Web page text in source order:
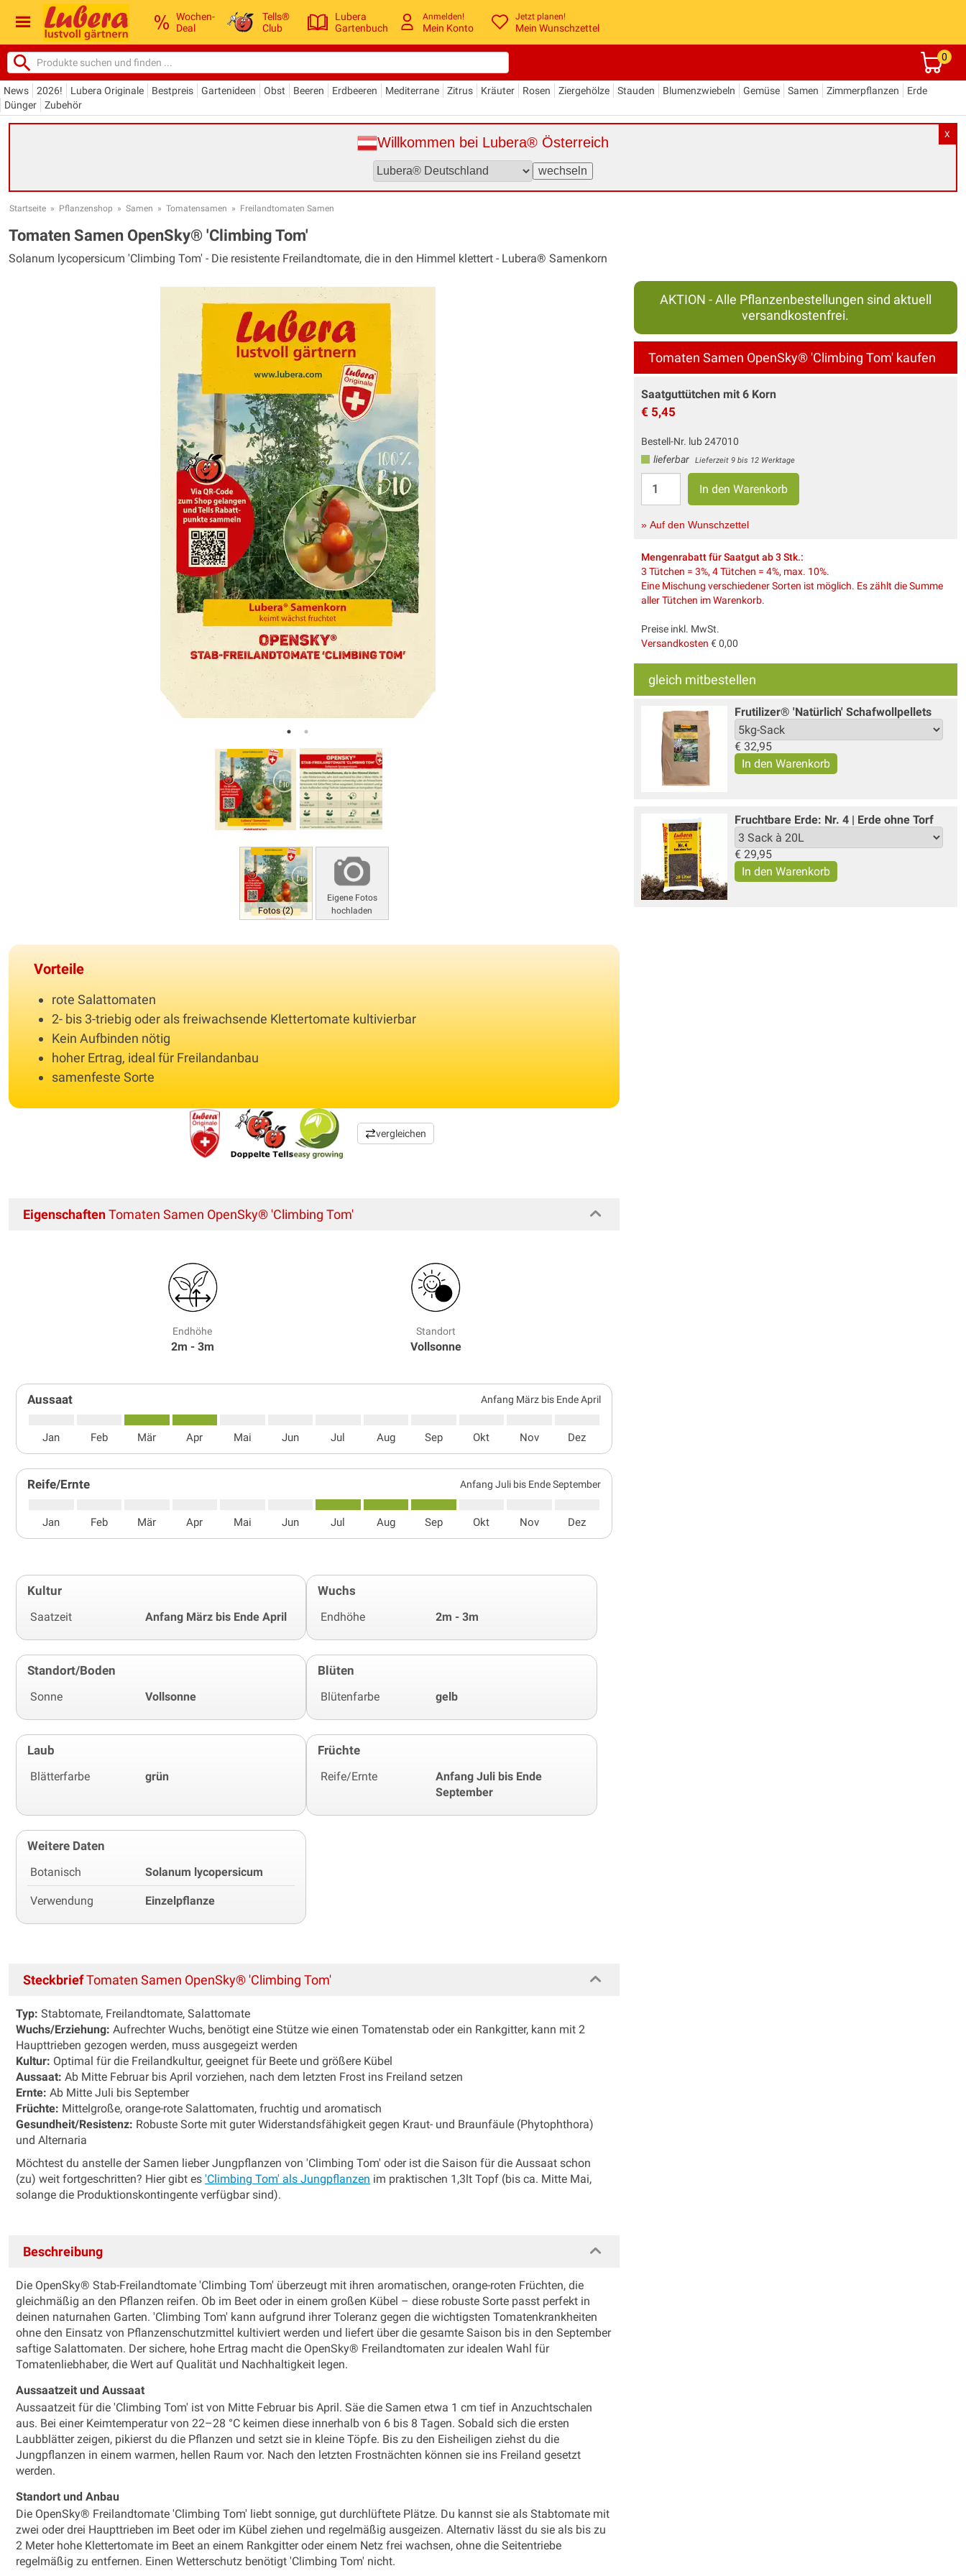
Wochen-
Deal
Tells®
Club
Lubera
Gartenbuch
Anmelden!
Mein Konto
Jetzt planen!
Mein Wunschzettel
0
News 2026! Lubera Originale Bestpreis Gartenideen Obst Beeren Erdbeeren Mediterrane Zitrus Kräuter Rosen Ziergehölze Stauden Blumenzwiebeln Gemüse Samen Zimmerpflanzen
Erde
Dünger
Zubehör
X
Willkommen bei Lubera® Österreich
Startseite » Pflanzenshop » Samen » Tomatensamen » Freilandtomaten Samen
Tomaten Samen OpenSky® 'Climbing Tom'
Solanum lycopersicum 'Climbing Tom' - Die resistente Freilandtomate, die in den Himmel klettert - Lubera® Samenkorn
Fotos (2)
Eigene Fotos
hochladen
Vorteile
rote Salattomaten
2- bis 3-triebig oder als freiwachsende Klettertomate kultivierbar
Kein Aufbinden nötig
hoher Ertrag, ideal für Freilandanbau
samenfeste Sorte
vergleichen
AKTION - Alle Pflanzenbestellungen sind aktuell
versandkostenfrei.
Tomaten Samen OpenSky® 'Climbing Tom' kaufen
Saatguttütchen mit 6 Korn
€ 5,45
Bestell-Nr. lub 247010
lieferbar
Lieferzeit 9 bis 12 Werktage
» Auf den Wunschzettel
Mengenrabatt für Saatgut ab 3 Stk.:
3 Tütchen = 3%, 4 Tütchen = 4%, max. 10%.
Eine Mischung verschiedener Sorten ist möglich. Es zählt die Summe
aller Tütchen im Warenkorb.
Preise inkl. MwSt.
Versandkosten € 0,00
gleich mitbestellen
Frutilizer® 'Natürlich' Schafwollpellets
€ 32,95
Fruchtbare Erde: Nr. 4 | Erde ohne Torf
€ 29,95
EigenschaftenTomaten Samen OpenSky® 'Climbing Tom'
Endhöhe
2m - 3m
Standort
Vollsonne
Aussaat Anfang März bis Ende April
Jan Feb Mär Apr Mai Jun Jul Aug Sep Okt Nov Dez
Reife/Ernte Anfang Juli bis Ende September
Jan Feb Mär Apr Mai Jun Jul Aug Sep Okt Nov Dez
Kultur
Saatzeit Anfang März bis Ende April
Wuchs
Endhöhe 2m - 3m
Standort/Boden
Sonne Vollsonne
Blüten
Blütenfarbe gelb
Laub
Blätterfarbe grün
Früchte
Reife/Ernte
Anfang Juli bis Ende
September
Weitere Daten
Botanisch Solanum lycopersicum
Verwendung Einzelpflanze
SteckbriefTomaten Samen OpenSky® 'Climbing Tom'
Typ: Stabtomate, Freilandtomate, Salattomate
Wuchs/Erziehung: Aufrechter Wuchs, benötigt eine Stütze wie einen Tomatenstab oder ein Rankgitter, kann mit 2
Haupttrieben gezogen werden, muss ausgegeizt werden
Kultur: Optimal für die Freilandkultur, geeignet für Beete und größere Kübel
Aussaat: Ab Mitte Februar bis April vorziehen, nach dem letzten Frost ins Freiland setzen
Ernte: Ab Mitte Juli bis September
Früchte: Mittelgroße, orange-rote Salattomaten, fruchtig und aromatisch
Gesundheit/Resistenz: Robuste Sorte mit guter Widerstandsfähigkeit gegen Kraut- und Braunfäule (Phytophthora)
und Alternaria
Möchtest du anstelle der Samen lieber Jungpflanzen von 'Climbing Tom' oder ist die Saison für die Aussaat schon
(zu) weit fortgeschritten? Hier gibt es 'Climbing Tom' als Jungpflanzen im praktischen 1,3lt Topf (bis ca. Mitte Mai,
solange die Produktionskontingente verfügbar sind).
Beschreibung
Die OpenSky® Stab-Freilandtomate 'Climbing Tom' überzeugt mit ihren aromatischen, orange-roten Früchten, die
gleichmäßig an den Pflanzen reifen. Ob im Beet oder in einem großen Kübel – diese robuste Sorte passt perfekt in
deinen naturnahen Garten. 'Climbing Tom' kann aufgrund ihrer Toleranz gegen die wichtigsten Tomatenkrankheiten
ohne den Einsatz von Pflanzenschutzmittel kultiviert werden und liefert über die gesamte Saison bis in den September
saftige Salattomaten. Der sichere, hohe Ertrag macht die OpenSky® Freilandtomaten zur idealen Wahl für
Tomatenliebhaber, die Wert auf Qualität und Nachhaltigkeit legen.
Aussaatzeit und Aussaat
Aussaatzeit für die 'Climbing Tom' ist von Mitte Februar bis April. Säe die Samen etwa 1 cm tief in Anzuchtschalen
aus. Bei einer Keimtemperatur von 22–28 °C keimen diese innerhalb von 6 bis 8 Tagen. Sobald sich die ersten
Laubblätter zeigen, pikierst du die Pflanzen und setzt sie in kleine Töpfe. Bis zu den Eisheiligen ziehst du die
Jungpflanzen in einem warmen, hellen Raum vor. Nach den letzten Frostnächten können sie ins Freiland gesetzt
werden.
Standort und Anbau
Die OpenSky® Freilandtomate 'Climbing Tom' liebt sonnige, gut durchlüftete Plätze. Du kannst sie als Stabtomate mit
zwei oder drei Haupttrieben im Beet oder im Kübel ziehen und regelmäßig ausgeizen. Alternativ lässt du sie als bis zu
2 Meter hohe Klettertomate im Beet an einem Rankgitter oder einem Netz frei wachsen, ohne die Seitentriebe
regelmäßig zu entfernen. Einen Wetterschutz benötigt 'Climbing Tom' nicht.